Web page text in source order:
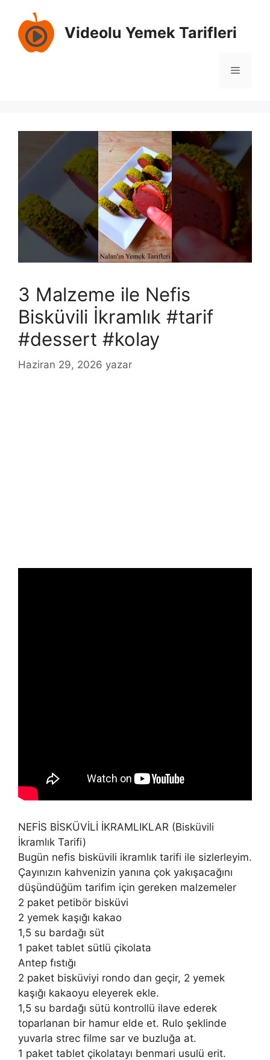
Videolu Yemek Tarifleri
Menü
3 Malzeme ile Nefis
Bisküvili İkramlık #tarif
#dessert #kolay
Haziran 29, 2026 yazar
NEFİS BİSKÜVİLİ İKRAMLIKLAR (Bisküvili
İkramlık Tarifi)
Bugün nefis bisküvili ikramlık tarifi ile sizlerleyim.
Çayınızın kahvenizin yanına çok yakışacağını
düşündüğüm tarifim için gereken malzemeler
2 paket petibör bisküvi
2 yemek kaşığı kakao
1,5 su bardağı süt
1 paket tablet sütlü çikolata
Antep fıstığı
2 paket bisküviyi rondo dan geçir, 2 yemek
kaşığı kakaoyu eleyerek ekle.
1,5 su bardağı sütü kontrollü ilave ederek
toparlanan bir hamur elde et. Rulo şeklinde
yuvarla strec filme sar ve buzluğa at.
1 paket tablet çikolatayı benmari usulü erit.